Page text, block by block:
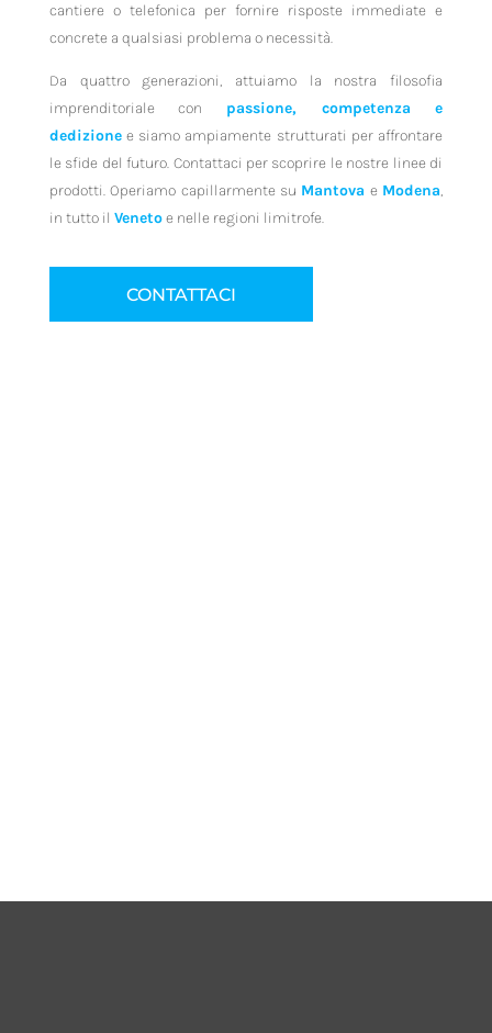
cantiere o telefonica per fornire risposte immediate e
concrete a qualsiasi problema o necessità.
Da quattro generazioni, attuiamo la nostra filosofia
imprenditoriale con
passione, competenza e
dedizione e siamo ampiamente strutturati per affrontare
le sfide del futuro. Contattaci per scoprire le nostre linee di
prodotti. Operiamo capillarmente su Mantova e Modena,
in tutto il Venetoe nelle regioni limitrofe.
CONTATTACI